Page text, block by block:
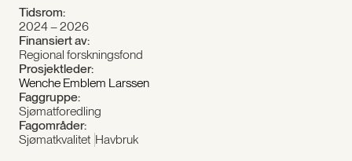
Tidsrom:
2024 – 2026
Finansiert av:
Regional forskningsfond
Prosjektleder:
Wenche Emblem Larssen
Faggruppe:
Sjømatforedling
Fagområder:
Sjømatkvalitet Havbruk